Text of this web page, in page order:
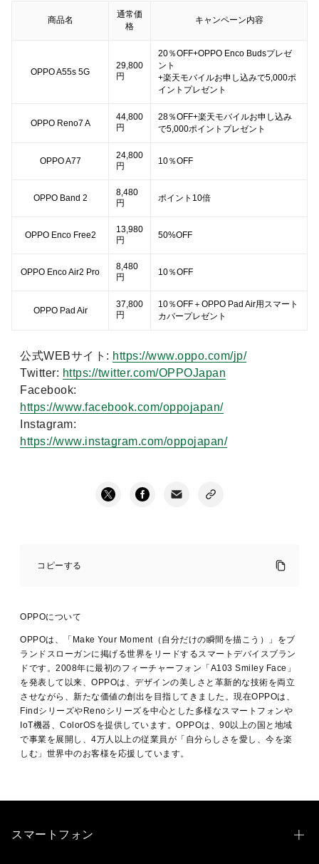
商品名
通常価
格
キャンペーン内容
OPPO A55s 5G
29,800
円
20％OFF+OPPO Enco Budsプレゼ
ント
+楽天モバイルお申し込みで5,000ポ
イントプレゼント
OPPO Reno7 A
44,800
円
28％OFF+楽天モバイルお申し込み
で5,000ポイントプレゼント
OPPO A77
24,800
円
10％OFF
OPPO Band 2
8,480
円
ポイント10倍
OPPO Enco Free2
13,980
円
50%OFF
OPPO Enco Air2 Pro
8,480
円
10％OFF
OPPO Pad Air
37,800
円
10％OFF＋OPPO Pad Air用スマート
カバープレゼント
公式WEBサイト : https://www.oppo.com/jp/
Twitter: https://twitter.com/OPPOJapan
Facebook:
https://www.facebook.com/oppojapan/
Instagram:
https://www.instagram.com/oppojapan/
コピーする
SALE」
に
て
人
気
商
品
な
ど
が
OPPOについて
OPPOは、「Make Your Moment（自分だけの瞬間を描こう）」をブ
ランドスローガンに掲げる世界をリードするスマートデバイスブラン
ドです。2008年に最初のフィーチャーフォン「A103 Smiley Face」
を発表して以来、OPPOは、デザインの美しさと革新的な技術を両立
させながら、新たな価値の創出を目指してきました。現在OPPOは、
FindシリーズやRenoシリーズを中心とした多様なスマートフォンや
IoT機器、ColorOSを提供しています。OPPOは、90以上の国と地域
で事業を展開し、4万人以上の従業員が「自分らしさを愛し、今を楽
しむ」世界中のお客様を応援しています。
スマートフォン